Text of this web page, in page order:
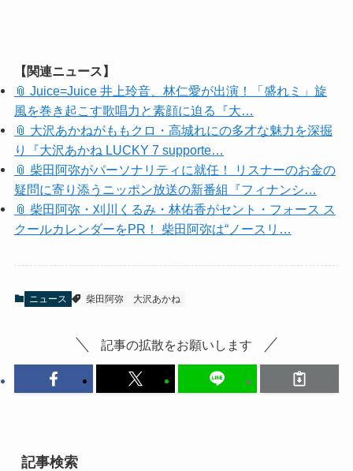
【関連ニュース】
📎 Juice=Juice 井上玲音、林仁愛が出演！「盛れミ」旋
風を巻き起こす歌唱力と素顔に迫る『大…
📎 大沢あかねがももクロ・高城れにの多才な魅力を深掘
り『大沢あかね LUCKY 7 supporte…
📎 柴田阿弥がパーソナリティに就任！ リスナーのお金の
疑問に寄り添うニッポン放送の新番組『フィナンシ…
📎 柴田阿弥・刈川くるみ・林佑香がセント・フォース ス
クールカレンダーをPR！ 柴田阿弥は“ノースリ…
ニュース 柴田阿弥 大沢あかね
記事の拡散をお願いします
記事検索